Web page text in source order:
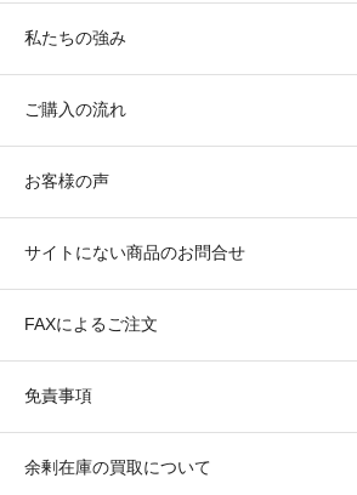
私たちの強み
ご購入の流れ
お客様の声
サイトにない商品のお問合せ
FAXによるご注文
免責事項
余剰在庫の買取について